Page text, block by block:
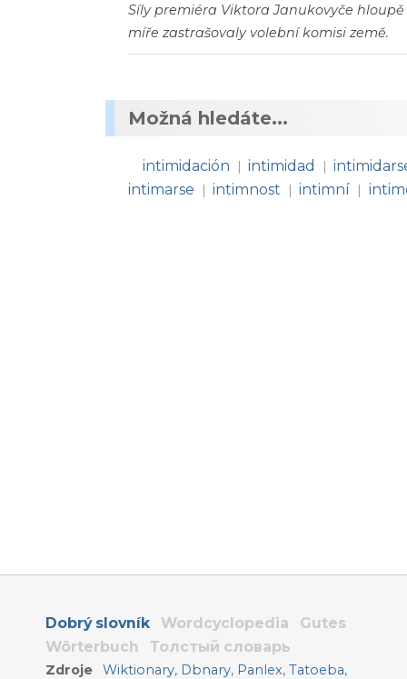
Síly premiéra Viktora Janukovyče
míře zastrašovaly volební komisi země.
Možná hledáte...
intimidación | intimidad |
intimarse
| intimnost | intimní |
Dobrý slovník Wordcyclopedia
Gutes
Wörterbuch
Толстый словарь
Zdroje Wiktionary, Dbnary, Panlex,Tatoeba,